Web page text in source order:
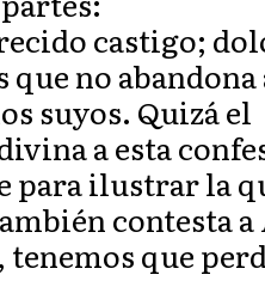
castigo;
no abandona
suyos. Quizá el
a esta
para ilustrar la
contesta a
que